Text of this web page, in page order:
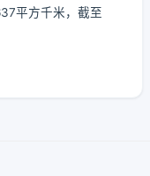
平方千米，截至